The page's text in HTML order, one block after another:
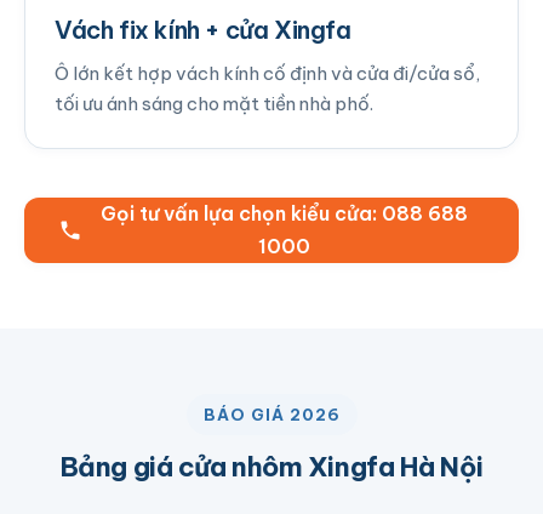
Vách fix kính + cửa Xingfa
Ô lớn kết hợp vách kính cố định và cửa đi/cửa sổ,
tối ưu ánh sáng cho mặt tiền nhà phố.
Gọi tư vấn lựa chọn kiểu cửa: 088 688
1000
BÁO GIÁ 2026
Bảng giá cửa nhôm Xingfa Hà Nội